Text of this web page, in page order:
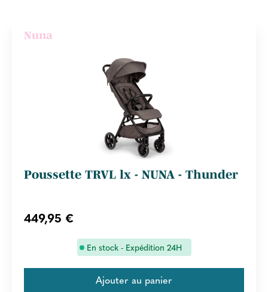
Nuna
Poussette TRVL lx - NUNA - Thunder
449,95 €
En stock - Expédition 24H